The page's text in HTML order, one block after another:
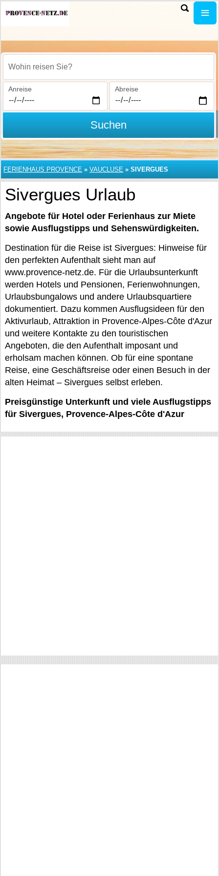
Wohin reisen Sie?
Anreise Abreise
Suchen
FERIENHAUS PROVENCE » VAUCLUSE » SIVERGUES
Sivergues Urlaub
Angebote für Hotel oder Ferienhaus zur Miete
sowie Ausflugstipps und Sehenswürdigkeiten.
Destination für die Reise ist Sivergues: Hinweise für
den perfekten Aufenthalt sieht man auf
www.provence-netz.de. Für die Urlaubsunterkunft
werden Hotels und Pensionen, Ferienwohnungen,
Urlaubsbungalows und andere Urlaubsquartiere
dokumentiert. Dazu kommen Ausflugsideen für den
Aktivurlaub, Attraktion in Provence-Alpes-Côte d'Azur
und weitere Kontakte zu den touristischen
Angeboten, die den Aufenthalt imposant und
erholsam machen können. Ob für eine spontane
Reise, eine Geschäftsreise oder einen Besuch in der
alten Heimat – Sivergues selbst erleben.
Preisgünstige Unterkunft und viele Ausflugstipps
für Sivergues, Provence-Alpes-Côte d'Azur